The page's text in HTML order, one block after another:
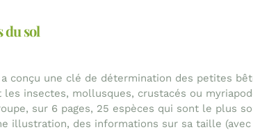
du sol
a conçu une clé de détermination des petites
insectes, mollusques, crustacés ou
sur 6 pages, 25 espèces qui sont le plus
illustration, des informations sur sa taille